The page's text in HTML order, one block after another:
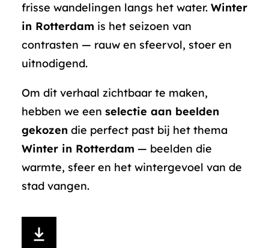
frisse wandelingen langs het water. Winter
in Rotterdam is het seizoen van
contrasten — rauw en sfeervol, stoer en
uitnodigend.
Om dit verhaal zichtbaar te maken,
hebben we een selectie aan beelden
gekozen die perfect past bij het thema
Winter in Rotterdam — beelden die
warmte, sfeer en het wintergevoel van de
stad vangen.